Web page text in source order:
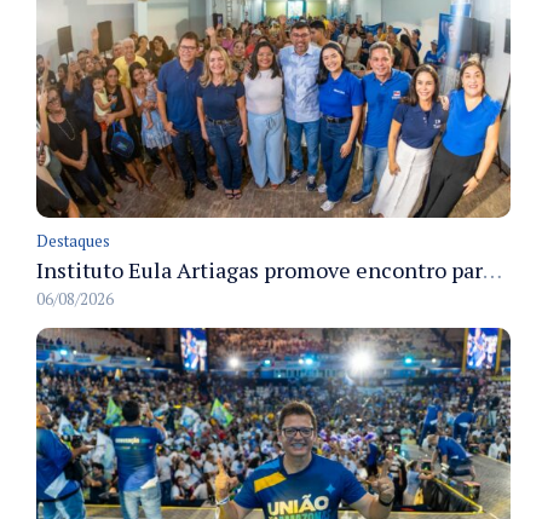
Destaques
Instituto Eula Artiagas promove encontro para discutir melhorias para o bairro Petrópolis
06/08/2026